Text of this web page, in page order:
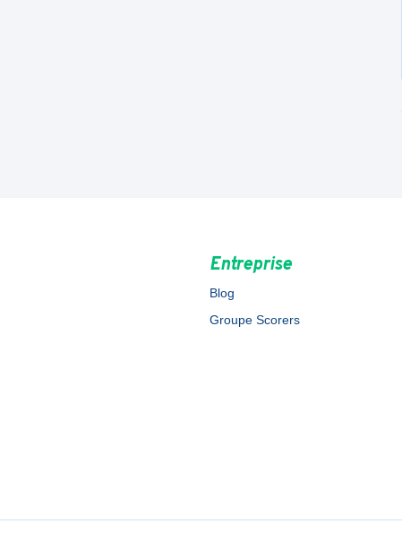
Entreprise
Blog
Groupe Scorers